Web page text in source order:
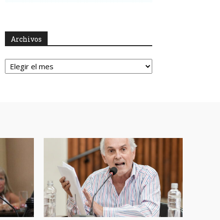
Archivos
Archivos